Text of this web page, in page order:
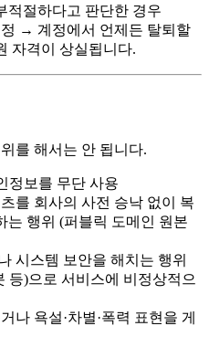
적절하다고 판단한 경우
→ 계정에서 언제든 탈퇴할
자격이 상실됩니다.
를 해서는 안 됩니다.
정보를 무단 사용
를 회사의 사전 승낙 없이 복
는 행위 (퍼블릭 도메인 원본
시스템 보안을 해치는 행위
등)으로 서비스에 비정상적으
나 욕설·차별·폭력 표현을 게